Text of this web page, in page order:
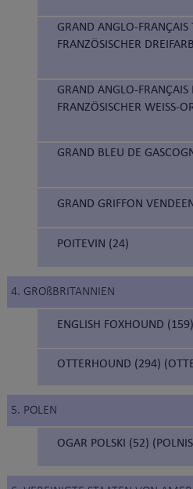
GRAND ANGLO-
FRANZÖSISCHER
GRAND ANGLO-
FRANZÖSISCHER WEISS-
GRAND BLEU DE
GRAND GRIFFON
POITEVIN (24)
4. GROßBRITANNIEN
ENGLISH FOXHOUND (159)
OTTERHOUND (294)
5. POLEN
OGAR POLSKI (52)